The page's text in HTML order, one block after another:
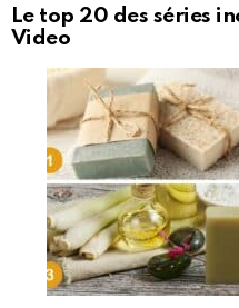
Le top 20 des séries
Video